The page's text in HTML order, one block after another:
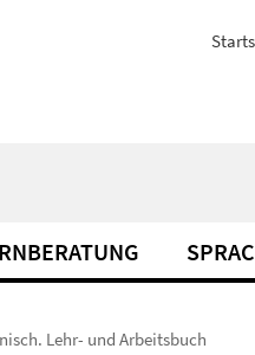
Lehr- und Arbeitsbuch